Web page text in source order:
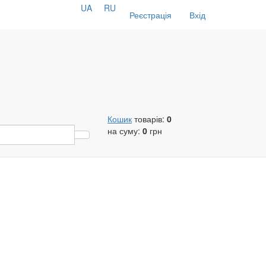
Реєстрація Вхід
UA RU
Кошик товарів: 0
на суму: 0 грн